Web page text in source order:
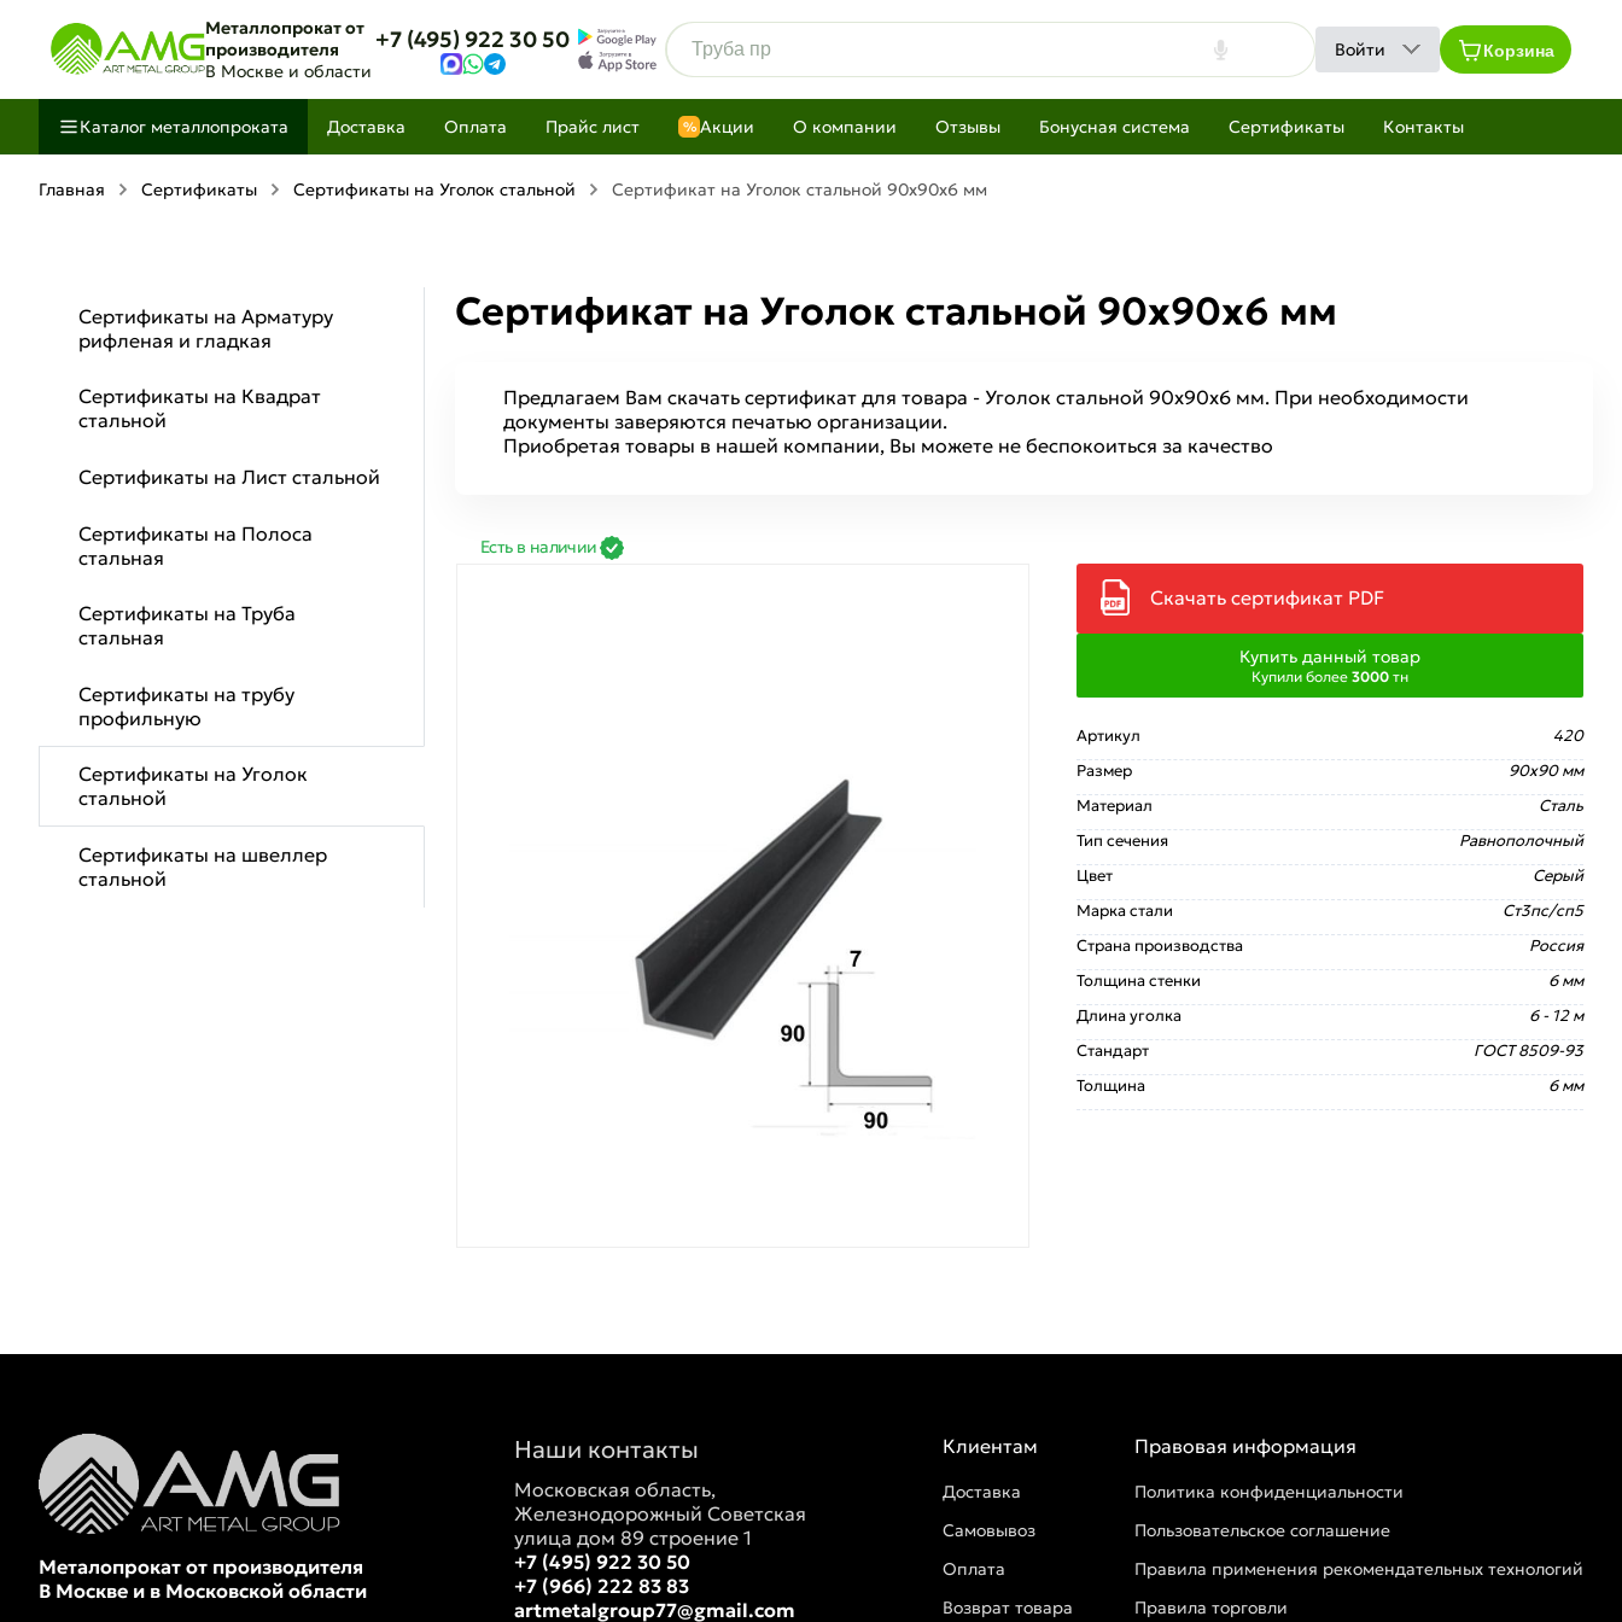
Металлопрокат от
производителя
В Москве и области
+7 (495) 922 30 50 Войти Корзина
Каталог металлопроката Доставка Оплата Прайс лист % Акции О компании Отзывы Бонусная система Сертификаты Контакты
Главная Сертификаты Сертификаты на Уголок стальной Сертификат на Уголок стальной 90х90х6 мм
Сертификаты на Арматуру
рифленая и гладкая
Сертификаты на Квадрат
стальной
Сертификаты на Лист стальной
Сертификаты на Полоса
стальная
Сертификаты на Труба
стальная
Сертификаты на трубу
профильную
Сертификаты на Уголок
стальной
Сертификаты на швеллер
стальной
Сертификат на Уголок стальной 90х90х6 мм
Предлагаем Вам скачать сертификат для товара - Уголок стальной 90х90х6 мм. При необходимости
документы заверяются печатью организации.
Приобретая товары в нашей компании, Вы можете не беспокоиться за качество
Есть в наличии
Скачать сертификат PDF
Купить данный товар
Купили более 3000 тн
Артикул
420
Размер
90х90 мм
Материал
Сталь
Тип сечения
Равнополочный
Цвет
Серый
Марка стали
Ст3пс/сп5
Страна производства
Россия
Толщина стенки
6 мм
Длина уголка
6 - 12 м
Стандарт
ГОСТ 8509-93
Толщина
6 мм
Металопрокат от производителя
В Москве и в Московской области
Наши контакты
Московская область,
Железнодорожный Советская
улица дом 89 строение 1
+7 (495) 922 30 50
+7 (966) 222 83 83
artmetalgroup77@gmail.com
Клиентам
Доставка
Самовывоз
Оплата
Возврат товара
Правовая информация
Политика конфиденциальности
Пользовательское соглашение
Правила применения рекомендательных технологий
Правила торговли